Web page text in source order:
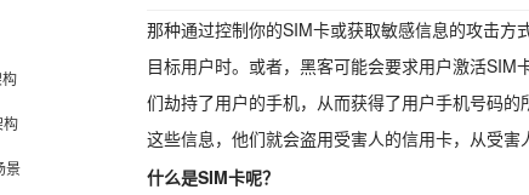
构
景
那种通过控制你的SIM卡或获取敏感信息的攻击
目标用户时。或者，黑客可能会要求用户激活
们劫持了用户的手机，从而获得了用户手机号码
这些信息，他们就会盗用受害人的信用卡，从受害
什么是SIM卡呢？